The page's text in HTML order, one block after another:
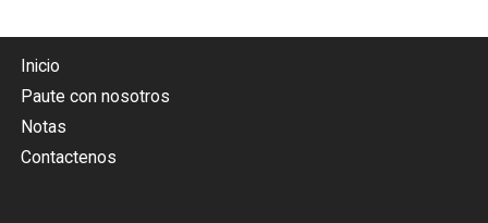
Inicio
Paute con nosotros
Notas
Contactenos